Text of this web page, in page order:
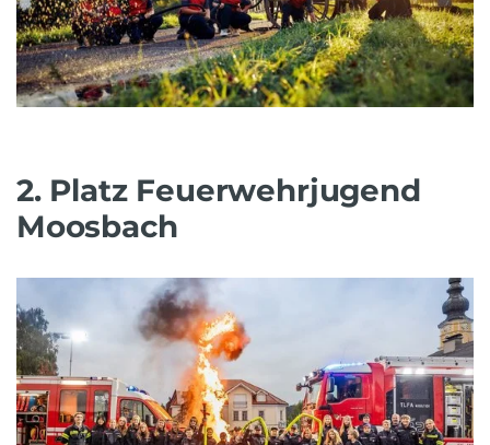
2. Platz Feuerwehrjugend
Moosbach